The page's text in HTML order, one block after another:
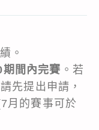
。
間內完賽 。若
先提出申請，
月的賽事可於